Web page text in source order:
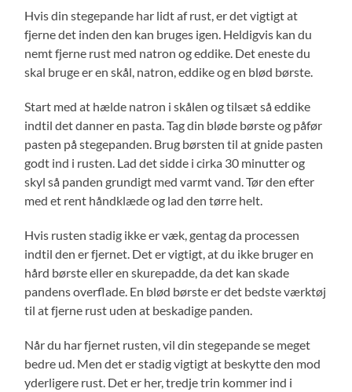
Hvis din stegepande har lidt af rust, er det vigtigt at
fjerne det inden den kan bruges igen. Heldigvis kan du
nemt fjerne rust med natron og eddike. Det eneste du
skal bruge er en skål, natron, eddike og en blød børste.
Start med at hælde natron i skålen og tilsæt så eddike
indtil det danner en pasta. Tag din bløde børste og påfør
pasten på stegepanden. Brug børsten til at gnide pasten
godt ind i rusten. Lad det sidde i cirka 30 minutter og
skyl så panden grundigt med varmt vand. Tør den efter
med et rent håndklæde og lad den tørre helt.
Hvis rusten stadig ikke er væk, gentag da processen
indtil den er fjernet. Det er vigtigt, at du ikke bruger en
hård børste eller en skurepadde, da det kan skade
pandens overflade. En blød børste er det bedste værktøj
til at fjerne rust uden at beskadige panden.
Når du har fjernet rusten, vil din stegepande se meget
bedre ud. Men det er stadig vigtigt at beskytte den mod
yderligere rust. Det er her, tredje trin kommer ind i